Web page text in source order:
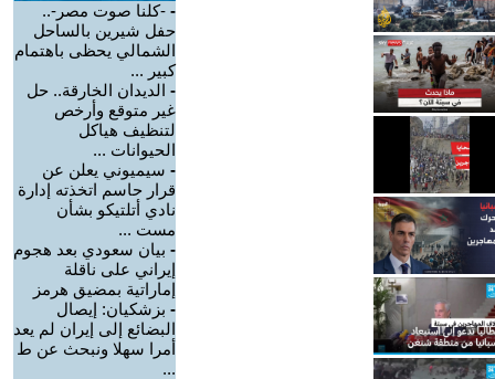
- -كلنا صوت مصر-..
حفل شيرين بالساحل
الشمالي يحظى باهتمام
كبير ...
- الديدان الخارقة.. حل
غير متوقع وأرخص
لتنظيف هياكل
الحيوانات ...
- سيميوني يعلن عن
قرار حاسم اتخذته إدارة
نادي أتلتيكو بشأن
مست ...
- بيان سعودي بعد هجوم
إيراني على ناقلة
إماراتية بمضيق هرمز
- بزشكيان: إيصال
البضائع إلى إيران لم يعد
أمرا سهلا ونبحث عن ط
...